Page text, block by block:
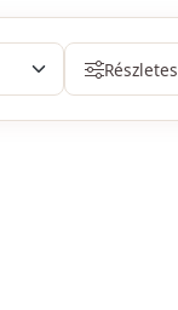
Részletes